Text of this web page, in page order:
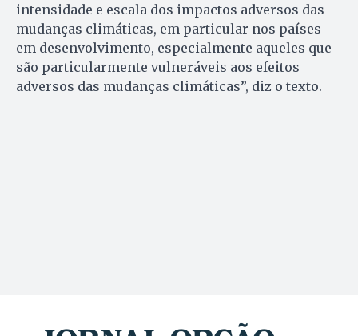
intensidade e escala dos impactos adversos das
mudanças climáticas, em particular nos países
em desenvolvimento, especialmente aqueles que
são particularmente vulneráveis aos efeitos
adversos das mudanças climáticas”, diz o texto.